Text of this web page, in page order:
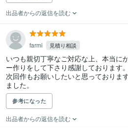
出品者からの返信を読む
farmi 見積り相談
いつも親切丁寧なご対応な上、本当に
ー作りをして下さり感謝しております。
次回作もお願いしたいと思っておりま
ました。
参考になった
出品者からの返信を読む